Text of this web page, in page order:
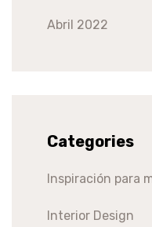
Abril 2022
Categories
Inspiración para
Interior Design